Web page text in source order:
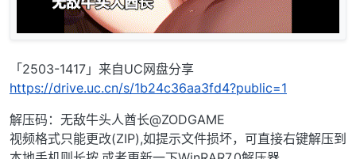
「2503-1417」来自UC网盘分享
https://drive.uc.cn/s/1b24c36aa3fd4?public=1
解压码：无敌牛头人酋长@ZODGAME
视频格式只能更改(ZIP),如提示文件损坏，可直接右键解压到